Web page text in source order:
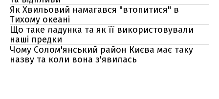
Як Хвильовий намагався "втопитися" в
Тихому океані
Що таке ладунка та як її використовували
наші предки
Чому Солом'янський район Києва має таку
назву та коли вона з'явилась